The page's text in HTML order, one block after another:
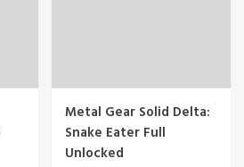
Metal Gear Solid Delta:
Snake Eater Full
Unlocked